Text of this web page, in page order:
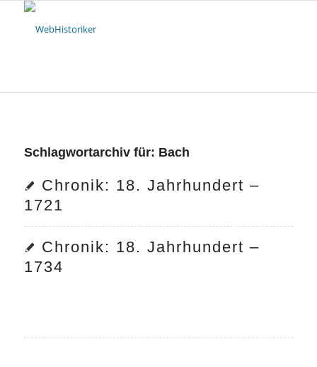
Schlagwortarchiv für: Bach
Chronik: 18. Jahrhundert –
1721
Chronik: 18. Jahrhundert –
1734